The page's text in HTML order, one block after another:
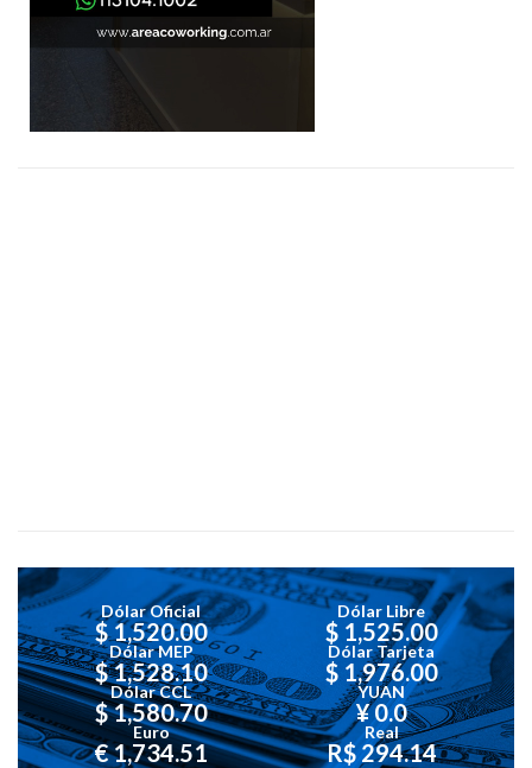
Dólar Oficial
$ 1,520.00
Dólar Libre
$ 1,525.00
Dólar MEP
$ 1,528.10
Dólar Tarjeta
$ 1,976.00
Dólar CCL
$ 1,580.70
YUAN
¥ 0.0
Euro
€ 1,734.51
Real
R$ 294.14